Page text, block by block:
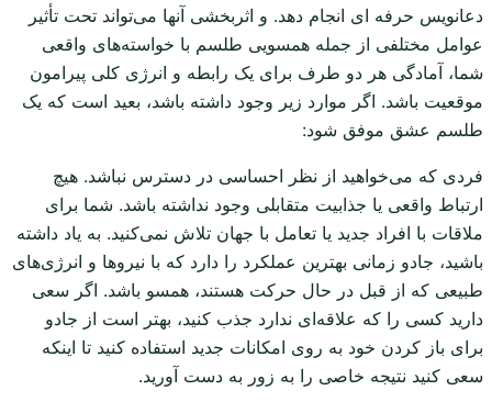
دعانویس حرفه ای انجام دهد. و اثربخشی آنها می‌تواند تحت تأثیر
عوامل مختلفی از جمله همسویی طلسم با خواسته‌های واقعی
شما، آمادگی هر دو طرف برای یک رابطه و انرژی کلی پیرامون
موقعیت باشد. اگر موارد زیر وجود داشته باشد، بعید است که یک
طلسم عشق موفق شود:
فردی که می‌خواهید از نظر احساسی در دسترس نباشد. هیچ
ارتباط واقعی یا جذابیت متقابلی وجود نداشته باشد. شما برای
ملاقات با افراد جدید یا تعامل با جهان تلاش نمی‌کنید. به یاد داشته
باشید، جادو زمانی بهترین عملکرد را دارد که با نیروها و انرژی‌های
طبیعی که از قبل در حال حرکت هستند، همسو باشد. اگر سعی
دارید کسی را که علاقه‌ای ندارد جذب کنید، بهتر است از جادو
برای باز کردن خود به روی امکانات جدید استفاده کنید تا اینکه
سعی کنید نتیجه خاصی را به زور به دست آورید.